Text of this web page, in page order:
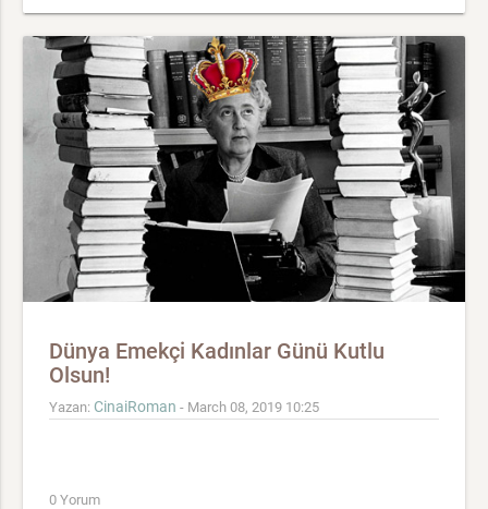
Dünya Emekçi Kadınlar Günü Kutlu
Olsun!
Yazan: CinaiRoman - March 08, 2019 10:25
0 Yorum